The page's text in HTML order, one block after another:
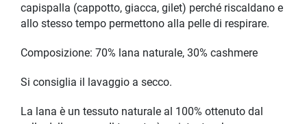
capispalla (cappotto, giacca, gilet) perché riscaldano e
allo stesso tempo permettono alla pelle di respirare.
Composizione: 70% lana naturale, 30% cashmere
Si consiglia il lavaggio a secco.
La lana è un tessuto naturale al 100% ottenuto dal